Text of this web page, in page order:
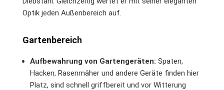
Optik jeden Außenbereich auf.
Gartenbereich
Aufbewahrung von Gartengeräten: Spaten,
Hacken, Rasenmäher und andere Geräte finden hier
Platz, sind schnell griffbereit und vor Witterung